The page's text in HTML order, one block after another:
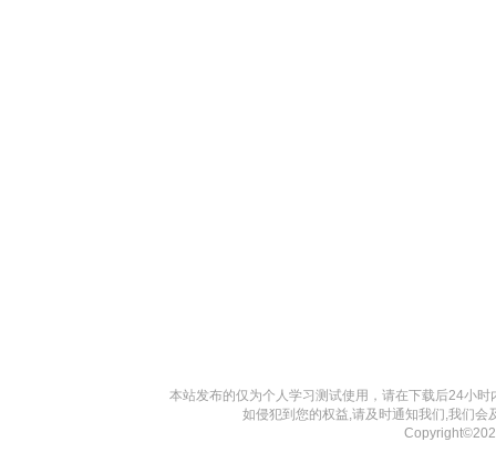
本站发布的仅为个人学习测试使用，请在下载后24小
如侵犯到您的权益,请及时通知我们,我们